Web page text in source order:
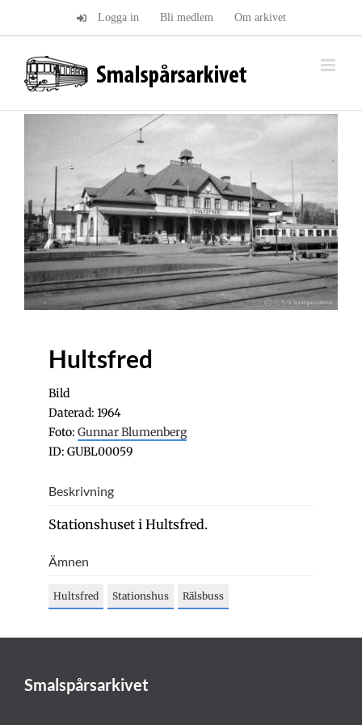
Logga in Bli medlem Om arkivet
Hultsfred
Bild
Daterad: 1964
Foto: Gunnar Blumenberg
ID: GUBL00059
Beskrivning
Stationshuset i Hultsfred.
Ämnen
Hultsfred Stationshus Rälsbuss
Smalspårsarkivet